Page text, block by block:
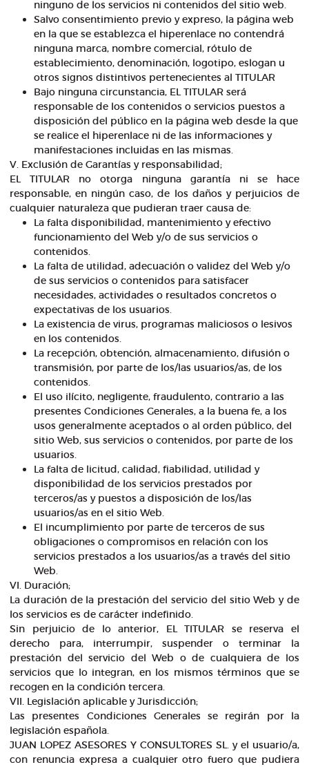
ninguno de los servicios ni contenidos del sitio web.
Salvo consentimiento previo y expreso, la página web
en la que se establezca el hiperenlace no contendrá
ninguna marca, nombre comercial, rótulo de
establecimiento, denominación, logotipo, eslogan u
otros signos distintivos pertenecientes al TITULAR
Bajo ninguna circunstancia, EL TITULAR será
responsable de los contenidos o servicios puestos a
disposición del público en la página web desde la que
se realice el hiperenlace ni de las informaciones y
manifestaciones incluidas en las mismas.
V. Exclusión de Garantías y responsabilidad;
EL TITULAR no otorga ninguna garantía ni se hace
responsable, en ningún caso, de los daños y perjuicios de
cualquier naturaleza que pudieran traer causa de:
La falta disponibilidad, mantenimiento y efectivo
funcionamiento del Web y/o de sus servicios o
contenidos.
La falta de utilidad, adecuación o validez del Web y/o
de sus servicios o contenidos para satisfacer
necesidades, actividades o resultados concretos o
expectativas de los usuarios.
La existencia de virus, programas maliciosos o lesivos
en los contenidos.
La recepción, obtención, almacenamiento, difusión o
transmisión, por parte de los/las usuarios/as, de los
contenidos.
El uso ilícito, negligente, fraudulento, contrario a las
presentes Condiciones Generales, a la buena fe, a los
usos generalmente aceptados o al orden público, del
sitio Web, sus servicios o contenidos, por parte de los
usuarios.
La falta de licitud, calidad, fiabilidad, utilidad y
disponibilidad de los servicios prestados por
terceros/as y puestos a disposición de los/las
usuarios/as en el sitio Web.
El incumplimiento por parte de terceros de sus
obligaciones o compromisos en relación con los
servicios prestados a los usuarios/as a través del sitio
Web.
VI. Duración;
La duración de la prestación del servicio del sitio Web y de
los servicios es de carácter indefinido.
Sin perjuicio de lo anterior, EL TITULAR se reserva el
derecho para, interrumpir, suspender o terminar la
prestación del servicio del Web o de cualquiera de los
servicios que lo integran, en los mismos términos que se
recogen en la condición tercera.
VII. Legislación aplicable y Jurisdicción;
Las presentes Condiciones Generales se regirán por la
legislación española.
JUAN LOPEZ ASESORES Y CONSULTORES SL. y el usuario/a,
con renuncia expresa a cualquier otro fuero que pudiera